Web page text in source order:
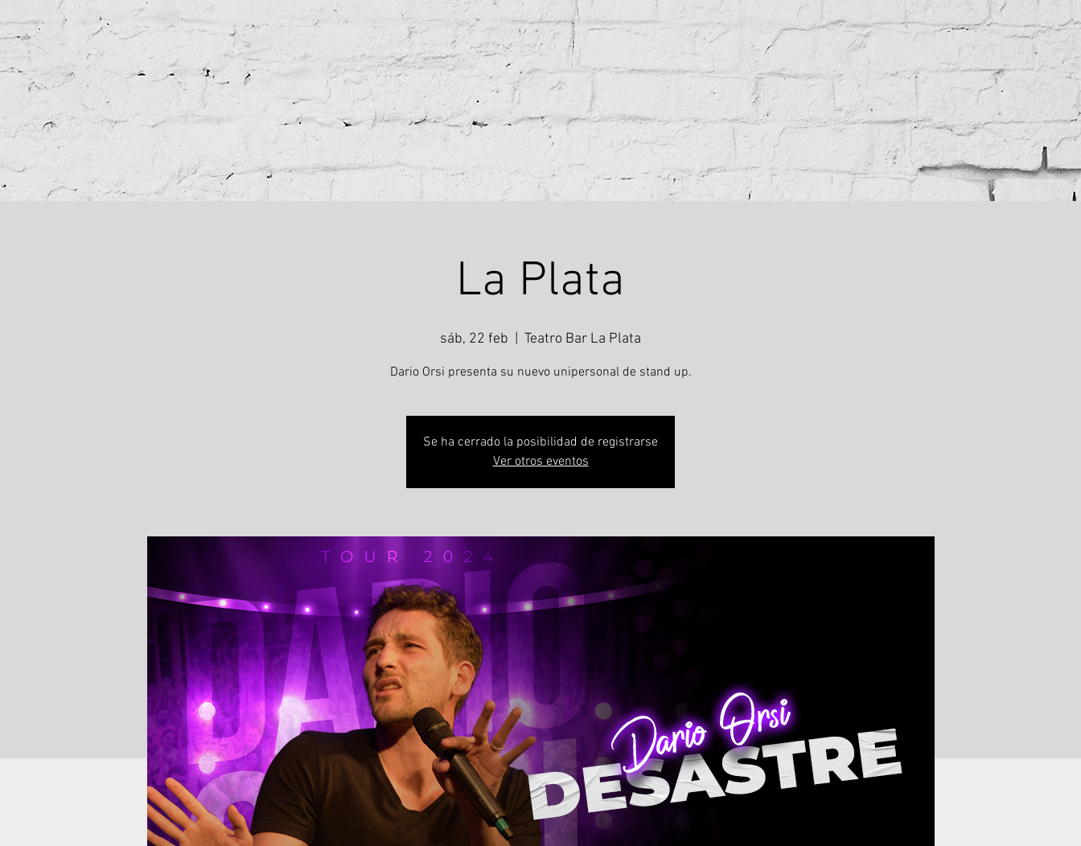
La Plata
sáb, 22 feb Teatro Bar La Plata
Dario Orsi presenta su nuevo unipersonal de stand up.
Se ha cerrado la posibilidad de registrarse
Ver otros eventos